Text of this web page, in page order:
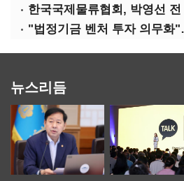
뉴스리듬